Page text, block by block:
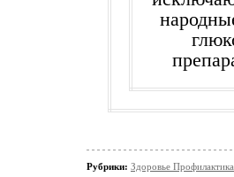
Рубрики: Здоровье